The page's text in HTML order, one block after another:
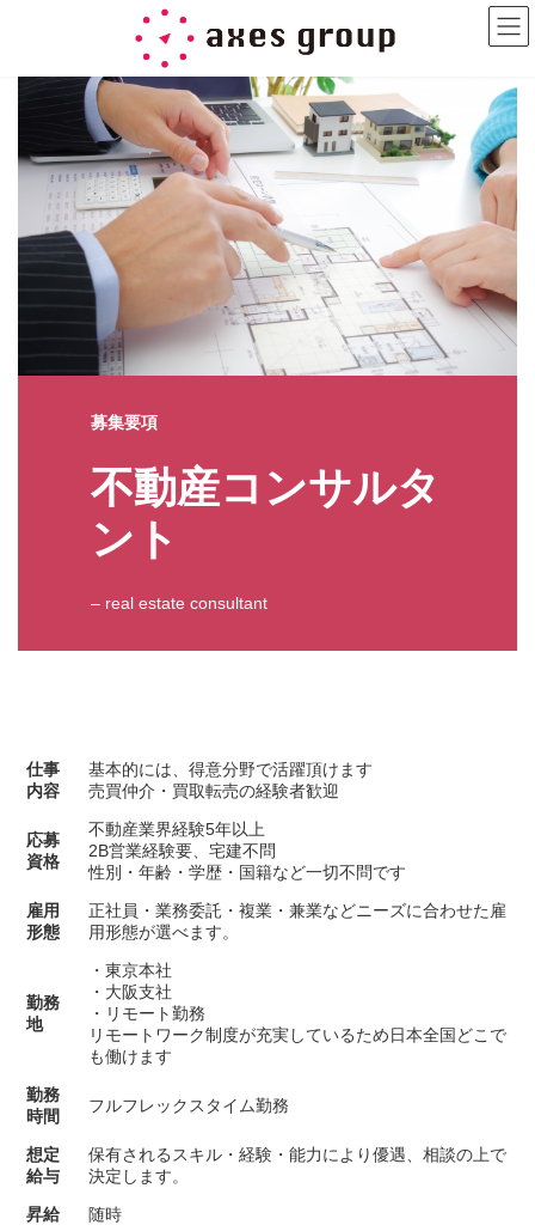
募集要項
不動産コンサルタ
ント
– real estate consultant
仕事
内容
基本的には、得意分野で活躍頂けます
売買仲介・買取転売の経験者歓迎
応募
資格
不動産業界経験5年以上
2B営業経験要、宅建不問
性別・年齢・学歴・国籍など一切不問です
雇用
形態
正社員・業務委託・複業・兼業などニーズに合わせた雇
用形態が選べます。
勤務
地
・東京本社
・大阪支社
・リモート勤務
リモートワーク制度が充実しているため日本全国どこで
も働けます
勤務
時間
フルフレックスタイム勤務
想定
給与
保有されるスキル・経験・能力により優遇、相談の上で
決定します。
昇給
随時